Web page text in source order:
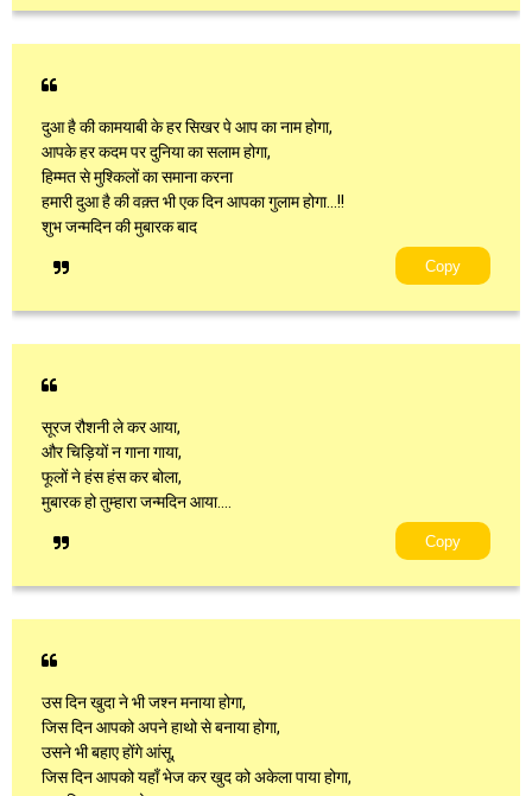
दुआ है की कामयाबी के हर सिखर पे आप का नाम होगा,
आपके हर कदम पर दुनिया का सलाम होगा,
हिम्मत से मुश्किलों का समाना करना
हमारी दुआ है की वक़्त भी एक दिन आपका गुलाम होगा...!!
शुभ जन्मदिन की मुबारक बाद
Copy
सूरज रौशनी ले कर आया,
और चिड़ियों न गाना गाया,
फूलों ने हंस हंस कर बोला,
मुबारक हो तुम्हारा जन्मदिन आया....
Copy
उस दिन खुदा ने भी जश्न मनाया होगा,
जिस दिन आपको अपने हाथो से बनाया होगा,
उसने भी बहाए होंगे आंसू,
जिस दिन आपको यहाँ भेज कर खुद को अकेला पाया होगा,